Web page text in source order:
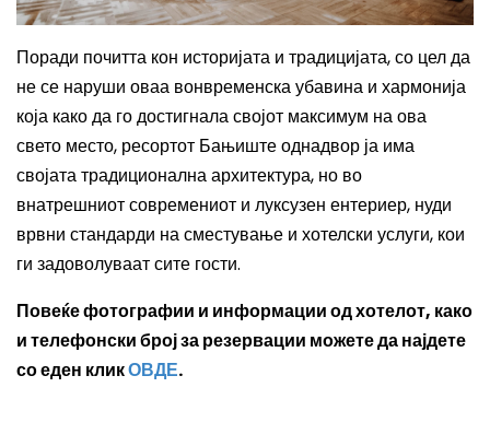
Поради почитта кон историјата и традицијата, со цел да
не се наруши оваа вонвременска убавина и хармонија
која како да го достигнала својот максимум на ова
свето место, ресортот Бањиште однадвор ја има
својата традиционална архитектура, но во
внатрешниот современиот и луксузен ентериер, нуди
врвни стандарди на сместување и хотелски услуги, кои
ги задоволуваат сите гости.
Повеќе фотографии и информации од хотелот, како
и телефонски број за резервации можете да најдете
со еден кликОВДЕ.